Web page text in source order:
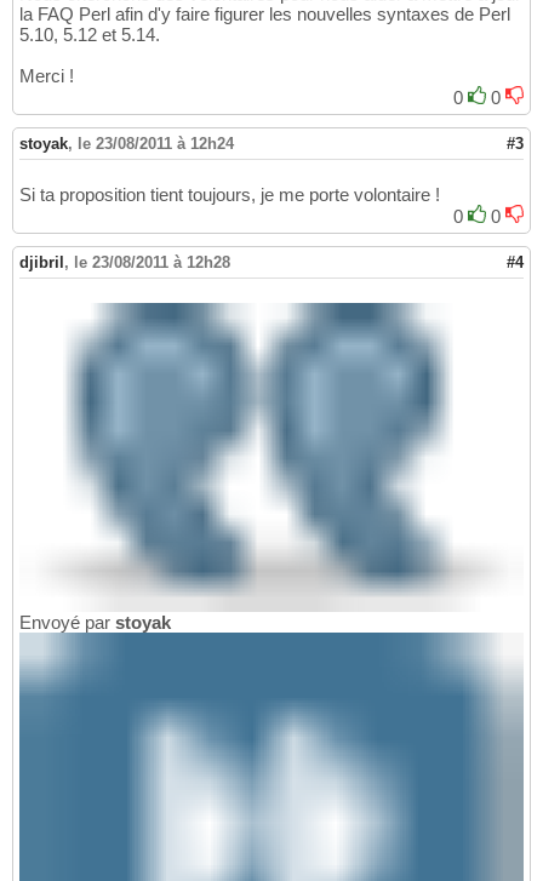
la FAQ Perl afin d'y faire figurer les nouvelles syntaxes de Perl
5.10, 5.12 et 5.14.
Merci !
0
0
stoyak, le 23/08/2011 à 12h24 #3
Si ta proposition tient toujours, je me porte volontaire !
0
0
djibril , le 23/08/2011 à 12h28 #4
Envoyé par stoyak